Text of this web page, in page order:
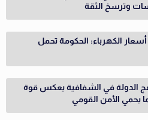
وترسخ الثقة
الكهرباء: الحكومة تحمل
الدولة في الشفافية يعكس قوة
يحمي الأمن القومي